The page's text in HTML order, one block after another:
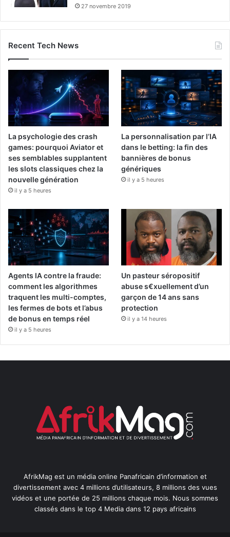
27 novembre 2019
Recent Tech News
La psychologie des crash
games: pourquoi Aviator et
ses semblables supplantent
les slots classiques chez la
nouvelle génération
il y a 5 heures
La personnalisation par l’IA
dans le betting: la fin des
bannières de bonus
génériques
il y a 5 heures
Agents IA contre la fraude:
comment les algorithmes
traquent les multi-comptes,
les fermes de bots et l’abus
de bonus en temps réel
il y a 5 heures
Un pasteur séropositif
abuse s€xuellement d’un
garçon de 14 ans sans
protection
il y a 14 heures
AfrikMag est un média online Panafricain d’information et
divertissement avec 4 millions d’utilisateurs, 8 millions des vues
vidéos et une portée de 25 millions chaque mois. Nous sommes
classés dans le top 4 Media dans 12 pays africains